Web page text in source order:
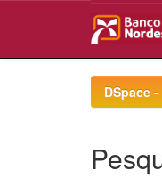
DSpace